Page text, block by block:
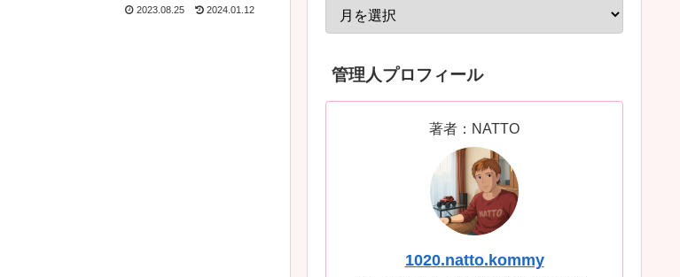
2023.08.25 2024.01.12
管理人プロフィール
著者：NATTO
1020.natto.kommy